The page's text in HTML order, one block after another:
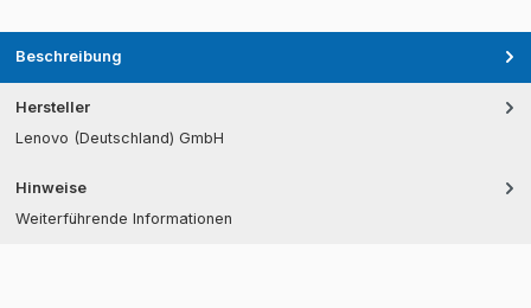
Beschreibung
Hersteller
Lenovo (Deutschland) GmbH
Hinweise
Weiterführende Informationen